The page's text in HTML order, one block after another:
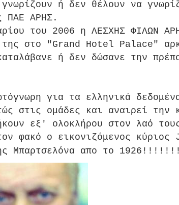
ή δεν θέλουν να
ΠΑΕ ΑΡΗΣ.
του 2006 η ΛΕΣΧΗΣ ΦΙΛΩΝ
της στο "Grand Hotel Palace"
ή δεν δώσανε την
για τα ελληνικά
στις ομάδες και αναιρεί την
εξ' ολοκλήρου στον λαό
φακό ο εικονιζόμενος κύριος
Μπαρτσελόνα απο το